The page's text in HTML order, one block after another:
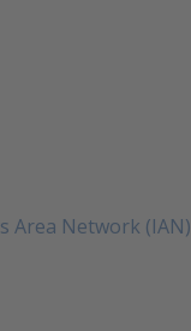
Area Network (IAN)